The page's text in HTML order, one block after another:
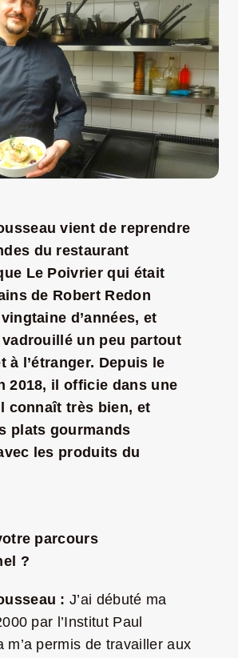
EnVelay
votre bûche de Noël 2025
vient de reprendre
du restaurant
Le Poivrier qui était
de Robert Redon
d’années, et
un peu partout
à l’étranger. Depuis le
2018, il officie dans une
connaît très bien, et
plats gourmands
les produits du
parcours
?
:J’ai débuté ma
par l’Institut Paul
m’a permis de travailler aux